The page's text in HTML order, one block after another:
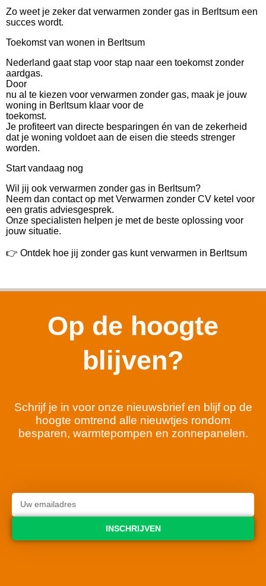
Zo weet je zeker dat verwarmen zonder gas in Berltsum een
succes wordt.
Toekomst van wonen in Berltsum
Nederland gaat stap voor stap naar een toekomst zonder
aardgas.
Door
nu al te kiezen voor verwarmen zonder gas, maak je jouw
woning in Berltsum klaar voor de
toekomst.
Je profiteert van directe besparingen én van de zekerheid
dat je woning voldoet aan de eisen die steeds strenger
worden.
Start vandaag nog
Wil jij ook verwarmen zonder gas in Berltsum?
Neem dan contact op met Verwarmen zonder CV ketel voor
een gratis adviesgesprek.
Onze specialisten helpen je met de beste oplossing voor
jouw situatie.
👉 Ontdek hoe jij zonder gas kunt verwarmen in Berltsum
Op de hoogte
blijven?
Schrijf je in voor onze nieuwsbrief en blijf op de
hoogte omtrend alle nieuwtjes rondom
besparen, warmtepompen en zonnepanelen.
INSCHRIJVEN